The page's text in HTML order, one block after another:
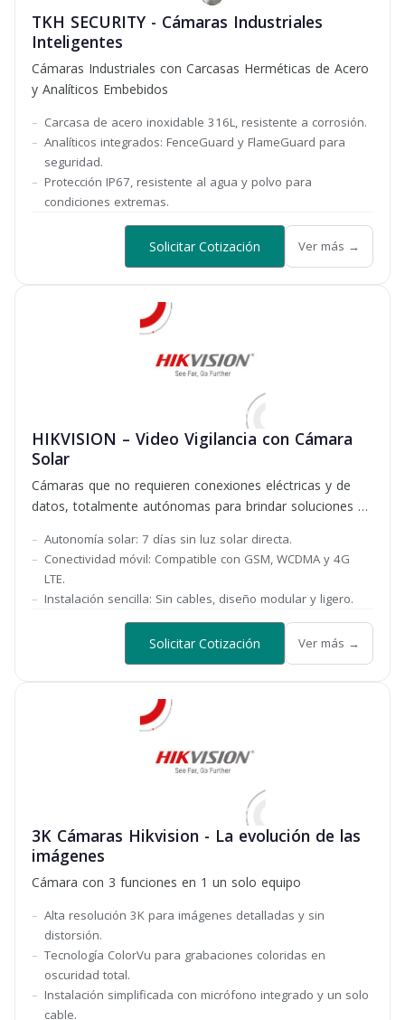
TKH SECURITY - Cámaras Industriales
Inteligentes
Cámaras Industriales con Carcasas Herméticas de Acero
y Analíticos Embebidos
Carcasa de acero inoxidable 316L, resistente a corrosión.
Analíticos integrados: FenceGuard y FlameGuard para
seguridad.
Protección IP67, resistente al agua y polvo para
condiciones extremas.
Solicitar Cotización Ver más →
HIKVISION – Video Vigilancia con Cámara
Solar
Cámaras que no requieren conexiones eléctricas y de
datos, totalmente autónomas para brindar soluciones a
Autonomía solar: 7 días sin luz solar directa.
Conectividad móvil: Compatible con GSM, WCDMA y 4G
LTE.
Instalación sencilla: Sin cables, diseño modular y ligero.
Solicitar Cotización Ver más →
3K Cámaras Hikvision - La evolución de las
imágenes
Cámara con 3 funciones en 1 un solo equipo
Alta resolución 3K para imágenes detalladas y sin
distorsión.
Tecnología ColorVu para grabaciones coloridas en
oscuridad total.
Instalación simplificada con micrófono integrado y un solo
cable.